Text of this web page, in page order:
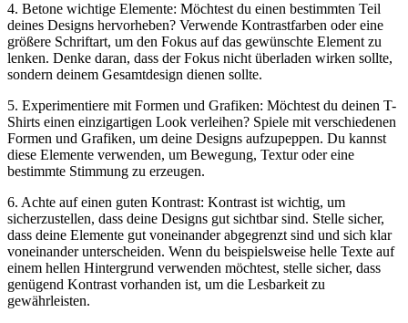
4. Betone wichtige Elemente: Möchtest du einen bestimmten Teil
deines Designs hervorheben? Verwende Kontrastfarben oder eine
größere Schriftart, um den Fokus auf das gewünschte Element zu
lenken. Denke daran, dass der Fokus nicht überladen wirken sollte,
sondern deinem Gesamtdesign dienen sollte.
5. Experimentiere mit Formen und Grafiken: Möchtest du deinen T-
Shirts einen einzigartigen Look verleihen? Spiele mit verschiedenen
Formen und Grafiken, um deine Designs aufzupeppen. Du kannst
diese Elemente verwenden, um Bewegung, Textur oder eine
bestimmte Stimmung zu erzeugen.
6. Achte auf einen guten Kontrast: Kontrast ist wichtig, um
sicherzustellen, dass deine Designs gut sichtbar sind. Stelle sicher,
dass deine Elemente gut voneinander abgegrenzt sind und sich klar
voneinander unterscheiden. Wenn du beispielsweise helle Texte auf
einem hellen Hintergrund verwenden möchtest, stelle sicher, dass
genügend Kontrast vorhanden ist, um die Lesbarkeit zu
gewährleisten.